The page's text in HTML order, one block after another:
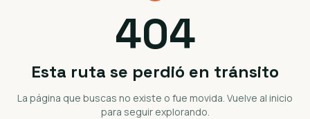
404
Esta ruta se perdió en tránsito
La página que buscas no existe o fue movida. Vuelve al inicio
para seguir explorando.